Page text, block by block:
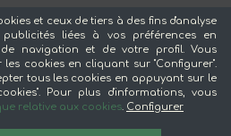
et ceux de tiers à des fins d'analyse
liées à vos préférences en
navigation et de votre profil. Vous
cookies en cliquant sur "Configurer".
tous les cookies en appuyant sur le
Pour plus d'informations, vous
relative aux cookies. Configurer